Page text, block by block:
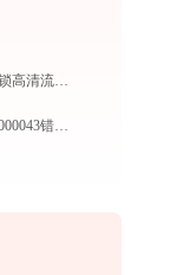
PotPlayer播放器：5分钟上手！解锁高清流畅播放的终极秘籍
华强洽洽打开QiaQia.exe提示0xc0000043错误码怎么办